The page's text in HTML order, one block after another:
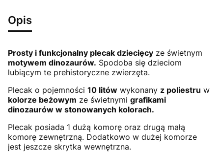
Opis
Prosty i funkcjonalny plecak dziecięcy ze świetnym
motywem dinozaurów. Spodoba się dzieciom
lubiącym te prehistoryczne zwierzęta.
Plecak o pojemności 10 litów wykonany z poliestru w
kolorze beżowym ze świetnymi grafikami
dinozaurów w stonowanych kolorach.
Plecak posiada 1 dużą komorę oraz drugą małą
komorę zewnętrzną. Dodatkowo w dużej komorze
jest jeszcze skrytka wewnętrzna.